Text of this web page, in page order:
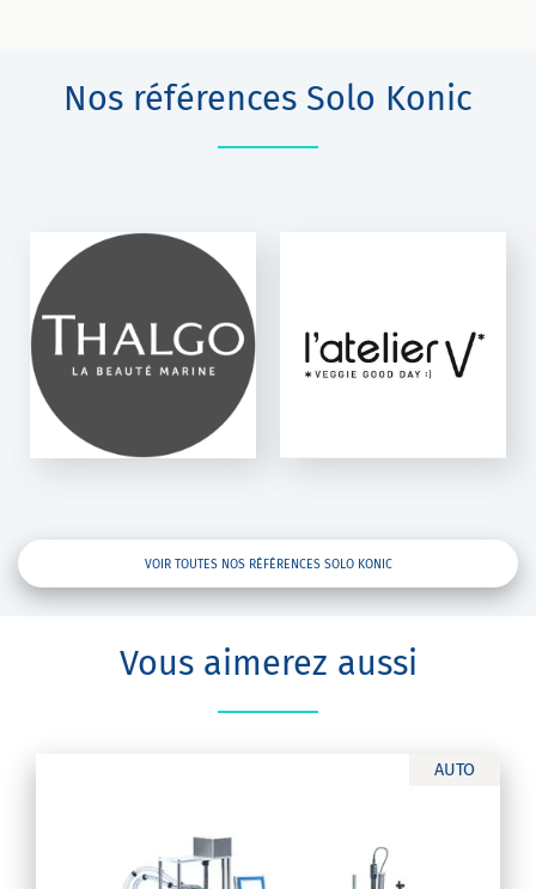
Nos références Solo Konic
VOIR TOUTES NOS RÉFÉRENCES SOLO KONIC
Vous aimerez aussi
AUTO